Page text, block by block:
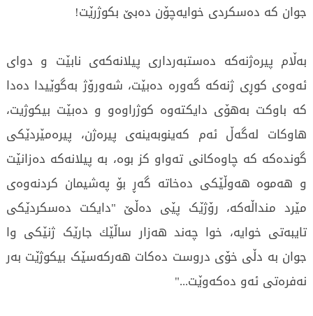
جوان کە دەسکردی خوایەچۆن دەبێ بکوژرێت!
بەڵام پیرەژنەکە دەستبەرداری پیلانەکەی نابێت و دوای
ئەوەی کوڕی ژنەکە گەورە دەبێت، شەورۆژ بەگوێیدا دەدا
کە باوکت بەهۆی دایکتەوە کوژراوەو و دەبێت بیکوژیت،
هاوکات لەگەڵ ئەم کەینوبەینەی پیرەژن، پیرەمێردێکی
گوندەکە کە چاوەکانی تەواو کز بوە، بە پیلانەکە دەزانێت
و هەموە هەوڵێکی دەخاتە گەڕ بۆ پەشیمان کردنەوەی
مێرد منداڵەکە، رۆژێک پێی دەڵێ "دایکت دەسکردێکی
تایبەتی خوایە، خوا چەند هەزار ساڵێك جارێک ژنێکی وا
جوان بە دڵی خۆی دروست دەکات هەرکەسێک بیکوژێت بەر
نەفرەتی ئەو دەکەوێت..."